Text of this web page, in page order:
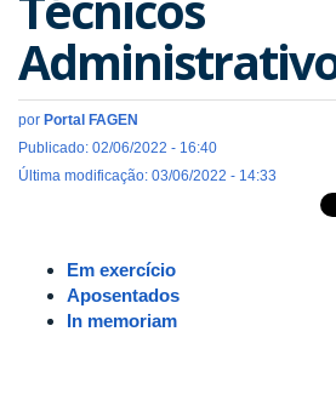
por Portal FAGEN
Publicado: 02/06/2022 - 16:40
Última modificação: 03/06/2022 - 14:33
Em exercício
Aposentados
In memoriam